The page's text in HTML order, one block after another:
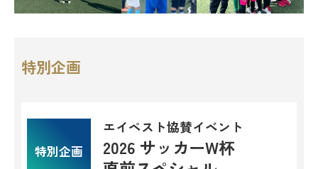
特別企画
特別企画
エイペスト協賛イベント
2026 サッカーW杯